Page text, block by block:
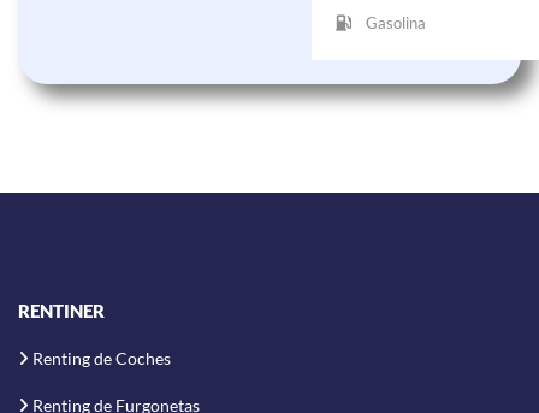
Gasolina
RENTINER
Renting de Coches
Renting de Furgonetas